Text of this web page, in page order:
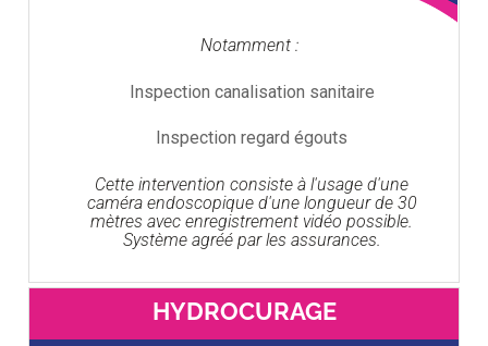
Notamment :
Inspection canalisation sanitaire
Inspection regard égouts
Cette intervention consiste à l'usage d'une
caméra endoscopique d'une longueur de 30
mètres avec enregistrement vidéo possible.
Système agréé par les assurances.
HYDROCURAGE